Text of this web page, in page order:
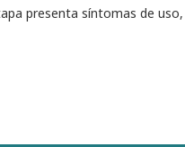
presenta síntomas de